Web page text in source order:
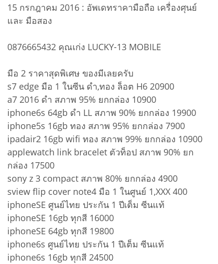
15 กรกฎาคม 2016 : อัพเดทราคามือถือ เครื่องศุนย์
และ มือสอง
0876665432 คุณเก่ง LUCKY-13 MOBILE
มือ 2 ราคาสุดพิเศษ ของมีเลยครับ
s7 edge มือ 1 ในซีน ดำ,ทอง ล็อต H6 20900
a7 2016 ดำ สภาพ 95% ยกกล่อง 10900
iphone6s 64gb ดำ LL สภาพ 90% ยกกล่อง 19900
iphone5s 16gb ทอง สภาพ 95% ยกกล่อง 7900
ipadair2 16gb wifi ทอง สภาพ 99% ยกกล่อง 10900
applewatch link bracelet ตัวท็อป สภาพ 90% ยก
กล่อง 17500
sony z 3 compact สภาพ 80% ยกกล่อง 4900
sview flip cover note4 มือ 1 ในศูนย์ 1,XXX 400
iphoneSE ศูนย์ไทย ประกัน 1 ปีเต็ม ซีนแท้
iphoneSE 16gb ทุกสี 16000
iphoneSE 64gb ทุกสี 19800
iphone6s ศูนย์ไทย ประกัน 1 ปีเต็ม ซีนแท้
iphone6s 16gb ทุกสี 24500